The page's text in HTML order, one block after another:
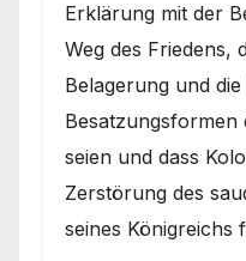
Erklärung mit der
Weg des Friedens,
Belagerung und
Besatzungsformen
seien und dass
Zerstörung des
seines Königreichs